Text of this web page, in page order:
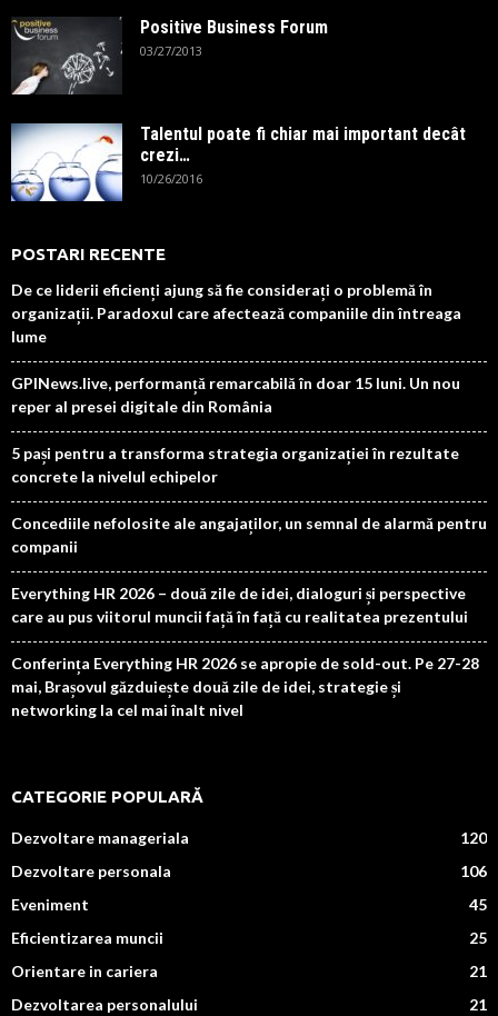
Positive Business Forum
03/27/2013
Talentul poate fi chiar mai important decât
crezi…
10/26/2016
POSTARI RECENTE
De ce liderii eficienți ajung să fie considerați o problemă în
organizații. Paradoxul care afectează companiile din întreaga
lume
GPINews.live, performanță remarcabilă în doar 15 luni. Un nou
reper al presei digitale din România
5 pași pentru a transforma strategia organizației în rezultate
concrete la nivelul echipelor
Concediile nefolosite ale angajaților, un semnal de alarmă pentru
companii
Everything HR 2026 – două zile de idei, dialoguri și perspective
care au pus viitorul muncii față în față cu realitatea prezentului
Conferința Everything HR 2026 se apropie de sold-out. Pe 27-28
mai, Brașovul găzduiește două zile de idei, strategie și
networking la cel mai înalt nivel
CATEGORIE POPULARĂ
Dezvoltare manageriala
120
Dezvoltare personala
106
Eveniment
45
Eficientizarea muncii
25
Orientare in cariera
21
Dezvoltarea personalului
21